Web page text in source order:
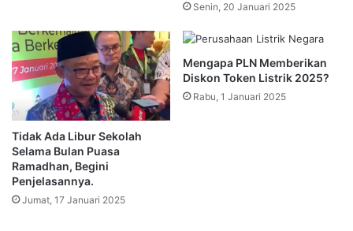
Senin, 20 Januari 2025
Tidak Ada Libur Sekolah
Selama Bulan Puasa
Ramadhan, Begini
Penjelasannya.
Jumat, 17 Januari 2025
Mengapa PLN Memberikan
Diskon Token Listrik 2025?
Rabu, 1 Januari 2025